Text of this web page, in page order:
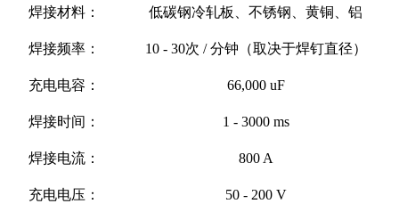
焊接材料： 低碳钢冷轧板、不锈钢、黄铜、铝
焊接频率： 10 - 30次 / 分钟（取决于焊钉直径）
充电电容： 66,000 uF
焊接时间： 1 - 3000 ms
焊接电流： 800 A
充电电压： 50 - 200 V